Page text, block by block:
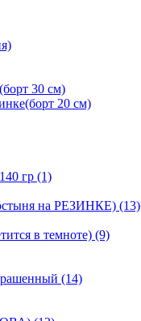
30 см)
20 см)
гр (1)
на РЕЗИНКЕ) (13)
в темноте) (9)
(14)